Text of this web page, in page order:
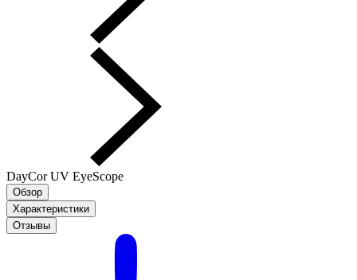
DayCor UV EyeScope
Обзор
Характеристики
Отзывы